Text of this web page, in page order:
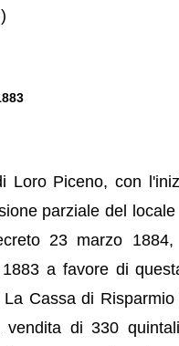
Loro Piceno, con
parziale del
23 marzo
a favore di
Cassa di
di 330